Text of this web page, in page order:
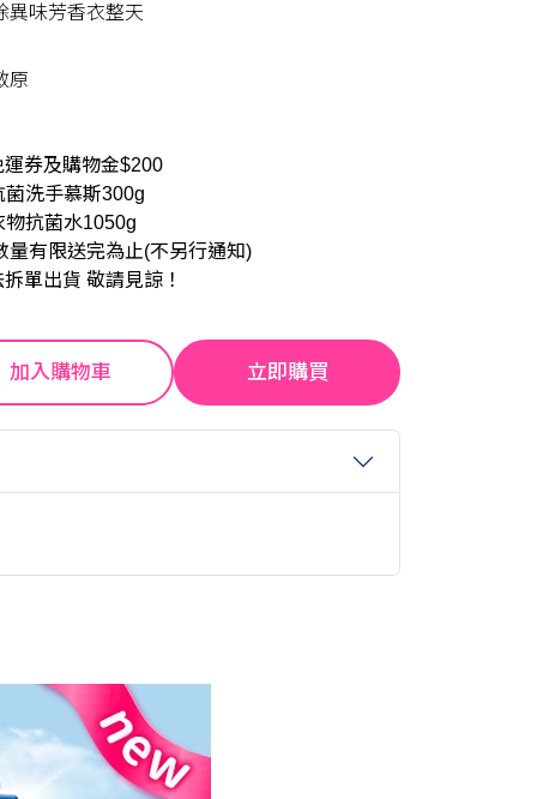
異味芳香衣整天
原
券及購物金$200
洗手慕斯300g
抗菌水1050g
量有限送完為止(不另行通知)
單出貨 敬請見諒！
加入購物車 立即購買